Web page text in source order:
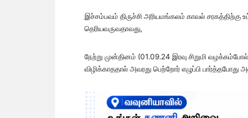
இச்சம்பவம் திருச்சி அரியமங்கலம் காவல் சரகத்திற்கு
தெரியவருவதாவது,
நேற்று முன்தினம் (01.09.24 இரவு சிறுமி
விழிக்காததால் அவரது பெற்றோர் எழுப்பி